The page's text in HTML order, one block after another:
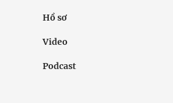
Hồ sơ
Video
Podcast